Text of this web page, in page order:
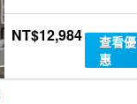
NT$12,984
查看優
惠